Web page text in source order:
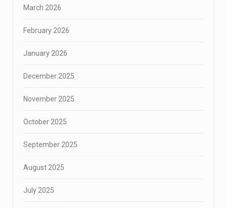
March 2026
February 2026
January 2026
December 2025
November 2025
October 2025
September 2025
August 2025
July 2025